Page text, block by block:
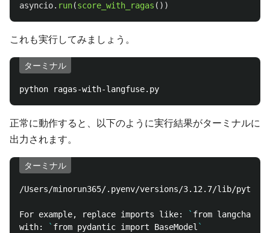
asyncio. run(score_with_ragas ())
これも実行してみましょう。
ターミナル
正常に動作すると、以下のように実行結果がターミナルに
出力されます。
ターミナル
/Users/minorun365/.pyenv/versions/3.12.7/lib/
For example, replace imports like: ` from
with:
` from pydantic import BaseModel `